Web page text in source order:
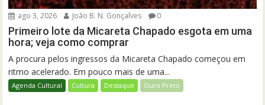
ago 3, 2026 João B. N. Gonçalves 0
Primeiro lote da Micareta Chapado esgota em uma
hora; veja como comprar
A procura pelos ingressos da Micareta Chapado começou em
ritmo acelerado. Em pouco mais de uma...
Agenda Cultural Cultura Destaque Ouro Preto